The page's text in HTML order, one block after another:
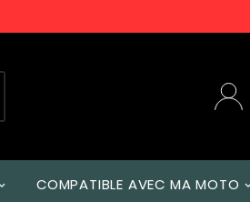
COMPATIBLE AVEC MA MOTO